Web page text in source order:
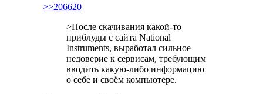
>>206620
>После скачивания какой-то
приблуды с сайта National
Instruments, выработал сильное
недоверие к сервисам, требующим
вводить какую-либо информацию
о себе и своём компьютере.